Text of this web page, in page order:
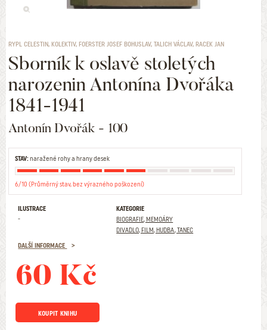
RYPL CELESTIN, KOLEKTIV, FOERSTER JOSEF BOHUSLAV, TALICH VÁCLAV, RACEK JAN
Sborník k oslavě stoletých
narozenin Antonína Dvořáka
1841-1941
Antonín Dvořák - 100
STAV:naražené rohy a hrany desek
6/10 (Průměrný stav, bez výrazného poškození)
ILUSTRACE
-
KATEGORIE
BIOGRAFIE, MEMOÁRY
DIVADLO, FILM, HUDBA, TANEC
DALŠÍ INFORMACE
60 Kč
KOUPIT KNIHU